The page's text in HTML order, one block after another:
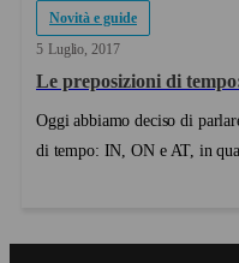
Novità e guide
5 Luglio 2017
Le preposizioni di
Oggi abbiamo deciso di
di tempo: IN, ON e AT, in
inglese, così come in italiano,